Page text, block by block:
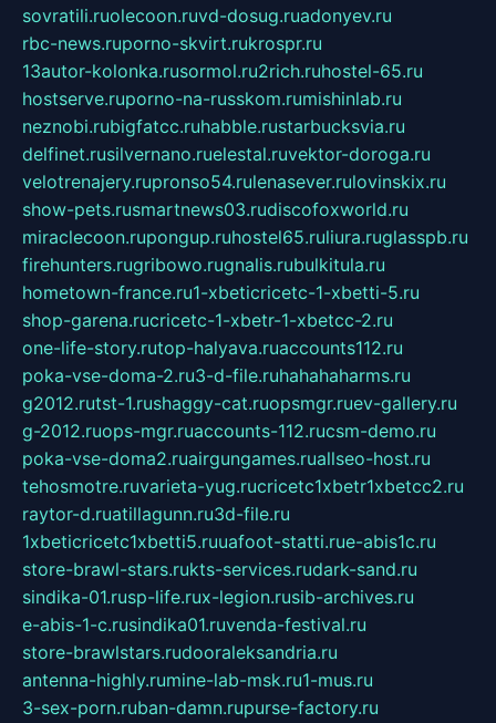
sovratili.ruolecoon.ruvd-dosug.ruadonyev.ru
rbc-news.ruporno-skvirt.rukrospr.ru
13autor-kolonka.rusormol.ru2rich.ruhostel-65.ru
hostserve.ruporno-na-russkom.rumishinlab.ru
neznobi.rubigfatcc.ruhabble.rustarbucksvia.ru
delfinet.rusilvernano.ruelestal.ruvektor-doroga.ru
velotrenajery.rupronso54.rulenasever.rulovinskix.ru
show-pets.rusmartnews03.rudiscofoxworld.ru
miraclecoon.rupongup.ruhostel65.ruliura.ruglasspb.ru
firehunters.rugribowo.rugnalis.rubulkitula.ru
hometown-france.ru1-xbeticricetc-1-xbetti-5.ru
shop-garena.rucricetc-1-xbetr-1-xbetcc-2.ru
one-life-story.rutop-halyava.ruaccounts112.ru
poka-vse-doma-2.ru3-d-file.ruhahahaharms.ru
g2012.rutst-1.rushaggy-cat.ruopsmgr.ruev-gallery.ru
g-2012.ruops-mgr.ruaccounts-112.rucsm-demo.ru
poka-vse-doma2.ruairgungames.ruallseo-host.ru
tehosmotre.ruvarieta-yug.rucricetc1xbetr1xbetcc2.ru
raytor-d.ruatillagunn.ru3d-file.ru
1xbeticricetc1xbetti5.ruuafoot-statti.rue-abis1c.ru
store-brawl-stars.rukts-services.rudark-sand.ru
sindika-01.rusp-life.rux-legion.rusib-archives.ru
e-abis-1-c.rusindika01.ruvenda-festival.ru
store-brawlstars.rudooraleksandria.ru
antenna-highly.rumine-lab-msk.ru1-mus.ru
3-sex-porn.ruban-damn.rupurse-factory.ru